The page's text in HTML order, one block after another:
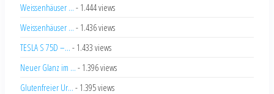
Weissenhäuser ... - 1.444 views
Weissenhäuser ... - 1.436 views
TESLA S 75D –... - 1.433 views
Neuer Glanz im ... - 1.396 views
Glutenfreier Ur... - 1.395 views